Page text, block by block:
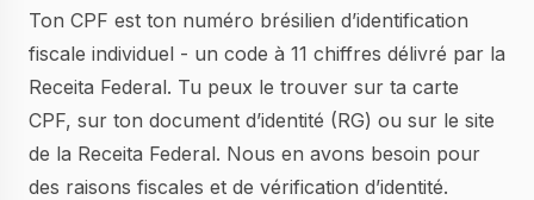
Ton CPF est ton numéro brésilien d’identification
fiscale individuel - un code à 11 chiffres délivré par la
Receita Federal. Tu peux le trouver sur ta carte
CPF, sur ton document d’identité (RG) ou sur le site
de la Receita Federal. Nous en avons besoin pour
des raisons fiscales et de vérification d’identité.